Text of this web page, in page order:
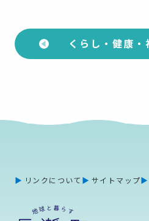
くらし・健康・
リンクについて サイトマップ